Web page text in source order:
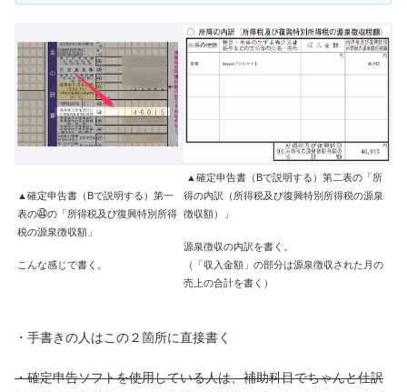
▲確定申告書（Bで説明する）第一
表の㊹の「所得税及び復興特別所得
税の源泉徴収額」
こんな感じで書く。
▲確定申告書（Bで説明する）第二表の「所
得の内訳（所得税及び復興特別所得税の源泉
徴収額）」
源泉徴収の内訳を書く。
（「収入金額」の部分は源泉徴収された月の
売上の合計を書く）
・手書きの人はこの２箇所に直接書く
・確定申告ソフトを使用している人は、補助科目でちゃんと仕訳